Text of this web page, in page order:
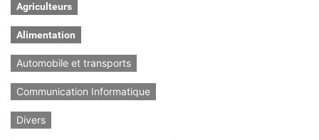
Agriculteurs
Alimentation
Automobile et transports
Communication Informatique
Divers